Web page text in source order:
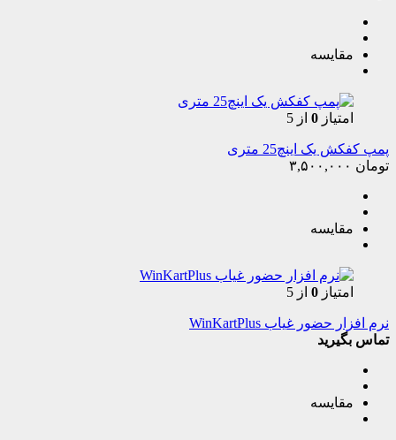
مقایسه
امتیاز 0 از 5
پمپ کفکش یک اینچ25 متری
تومان
مقایسه
امتیاز 0 از 5
نرم افزار حضور غیاب WinKartPlus
تماس بگیرید
مقایسه